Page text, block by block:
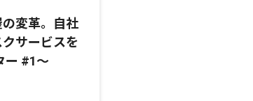
変革。自社
サービスを
ー #1〜